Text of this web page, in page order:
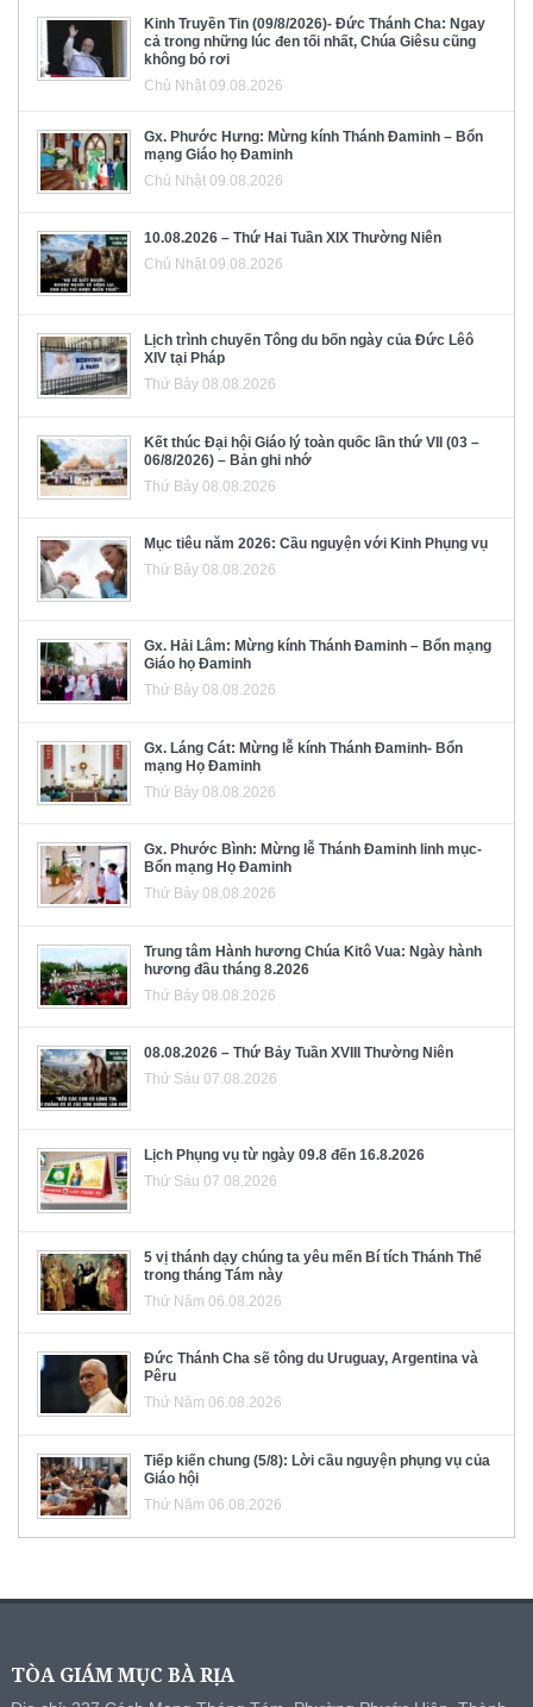
Kinh Truyền Tin (09/8/2026)- Đức Thánh Cha: Ngay
cả trong những lúc đen tối nhất, Chúa Giêsu cũng
không bỏ rơi
Chủ Nhật 09.08.2026
Gx. Phước Hưng: Mừng kính Thánh Đaminh – Bổn
mạng Giáo họ Đaminh
Chủ Nhật 09.08.2026
10.08.2026 – Thứ Hai Tuần XIX Thường Niên
Chủ Nhật 09.08.2026
Lịch trình chuyến Tông du bốn ngày của Đức Lêô
XIV tại Pháp
Thứ Bảy 08.08.2026
Kết thúc Đại hội Giáo lý toàn quốc lần thứ VII (03 –
06/8/2026) – Bản ghi nhớ
Thứ Bảy 08.08.2026
Mục tiêu năm 2026: Cầu nguyện với Kinh Phụng vụ
Thứ Bảy 08.08.2026
Gx. Hải Lâm: Mừng kính Thánh Đaminh – Bổn mạng
Giáo họ Đaminh
Thứ Bảy 08.08.2026
Gx. Láng Cát: Mừng lễ kính Thánh Đaminh- Bổn
mạng Họ Đaminh
Thứ Bảy 08.08.2026
Gx. Phước Bình: Mừng lễ Thánh Đaminh linh mục-
Bổn mạng Họ Đaminh
Thứ Bảy 08.08.2026
Trung tâm Hành hương Chúa Kitô Vua: Ngày hành
hương đầu tháng 8.2026
Thứ Bảy 08.08.2026
08.08.2026 – Thứ Bảy Tuần XVIII Thường Niên
Thứ Sáu 07.08.2026
Lịch Phụng vụ từ ngày 09.8 đến 16.8.2026
Thứ Sáu 07.08.2026
5 vị thánh dạy chúng ta yêu mến Bí tích Thánh Thể
trong tháng Tám này
Thứ Năm 06.08.2026
Đức Thánh Cha sẽ tông du Uruguay, Argentina và
Pêru
Thứ Năm 06.08.2026
Tiếp kiến chung (5/8): Lời cầu nguyện phụng vụ của
Giáo hội
Thứ Năm 06.08.2026
TÒA GIÁM MỤC BÀ RỊA